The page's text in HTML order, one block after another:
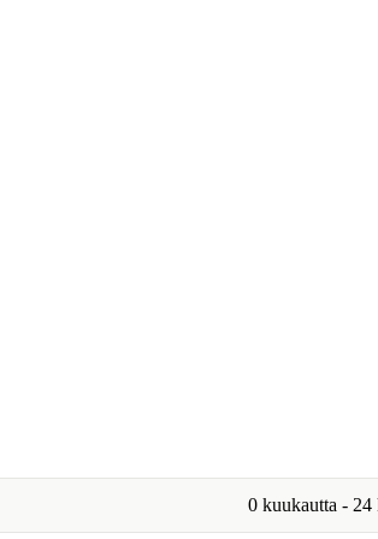
0 kuukautta - 24